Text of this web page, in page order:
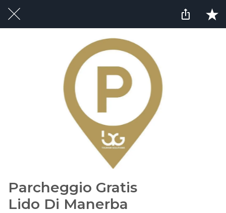
Parcheggio Gratis
Lido Di Manerba